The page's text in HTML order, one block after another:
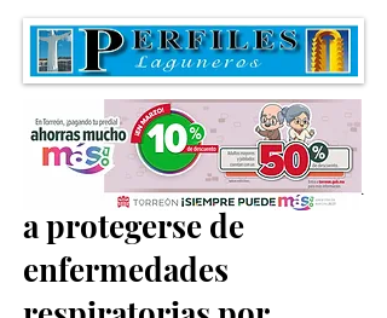
Exhortan a la población
a protegerse de
enfermedades